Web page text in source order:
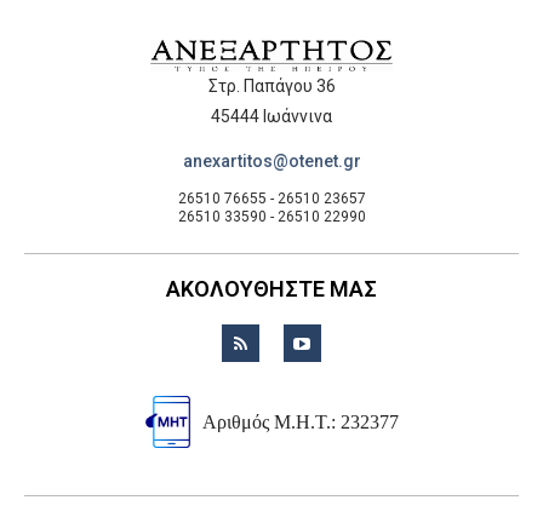
Στρ. Παπάγου 36
45444 Ιωάννινα
anexartitos@otenet.gr
26510 76655 - 26510 23657
26510 33590 - 26510 22990
ΑΚΟΛΟΥΘΗΣΤΕ ΜΑΣ
Αριθμός Μ.Η.Τ.: 232377